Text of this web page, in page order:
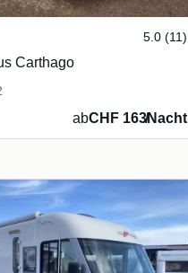
5.0 (11)
Carthago
abCHF 163/Nacht